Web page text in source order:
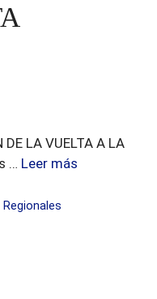
DE LA VUELTA A LA
… Leer más
Regionales